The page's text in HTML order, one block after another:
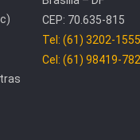
CEP: 70.635-815
Tel: (61) 3202-1555
Cel: (61) 98419-